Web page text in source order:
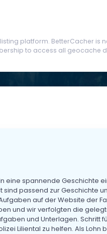
platform. BetterCacher is
to access all geocache
eine spannende Geschichte
sind passend zur Geschichte
auf der Website der
und wir verfolgten die
und Unterlagen. Schritt
Liliental zu helfen. Als